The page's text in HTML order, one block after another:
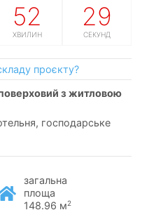
52
ХВИЛИН
28
СЕКУНД
проєкту?
господарське
загальна
площа
148.96 м2